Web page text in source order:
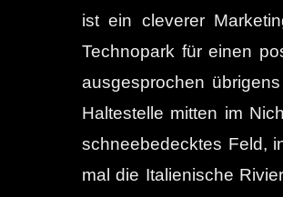
ist ein cleverer
Technopark für einen
ausgesprochen
Haltestelle mitten im
schneebedecktes Feld,
mal die Italienische